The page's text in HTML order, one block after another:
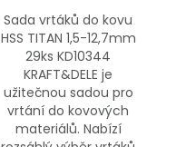
Sada vrtáků do kovu
HSS TITAN 1,5-12,7mm
29ks KD10344
KRAFT&DELE je
užitečnou sadou pro
vrtání do kovových
materiálů. Nabízí